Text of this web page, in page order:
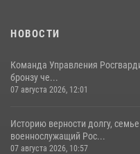
НОВОСТИ
Команда Управления
бронзу че...
07 августа 2026, 12:01
Историю верности долгу,
военнослужащий Рос...
07 августа 2026, 10:57